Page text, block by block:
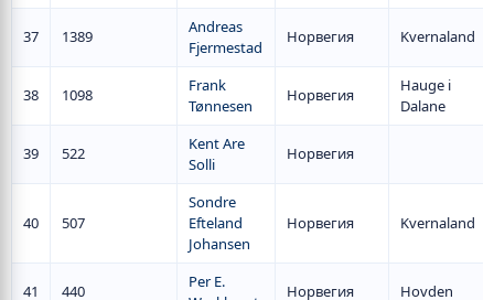
37 1389
Andreas
Fjermestad
Норвегия Kvernaland
38 1098
Frank
Tønnesen
Норвегия
Hauge i
Dalane
39 522
Kent Are
Solli
Норвегия
40 507
Sondre
Efteland
Johansen
Норвегия Kvernaland
41 440
Per E.
Норвегия Hovden